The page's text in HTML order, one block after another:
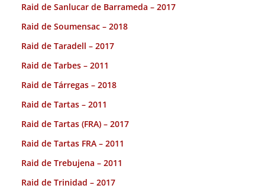
Raid de Sanlucar de Barrameda – 2017
Raid de Soumensac – 2018
Raid de Taradell – 2017
Raid de Tarbes – 2011
Raid de Tárregas – 2018
Raid de Tartas – 2011
Raid de Tartas (FRA) – 2017
Raid de Tartas FRA – 2011
Raid de Trebujena – 2011
Raid de Trinidad – 2017